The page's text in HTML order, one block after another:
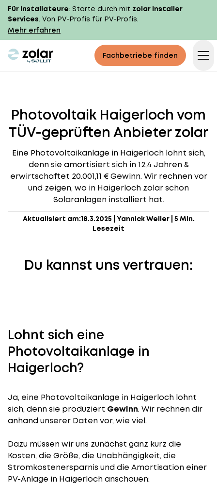
Für Installateure: Starte durch mit zolar Installer
Services. Von PV-Profis für PV-Profis.
Mehr erfahren
zolar logo Fachbetriebe finden
Photovoltaik Haigerloch vom
TÜV-geprüften Anbieter zolar
Eine Photovoltaikanlage in Haigerloch lohnt sich,
denn sie amortisiert sich in 12,4 Jahren &
erwirtschaftet 20.001,11 € Gewinn. Wir rechnen vor
und zeigen, wo in Haigerloch zolar schon
Solaranlagen installiert hat.
Aktualisiert am:18.3.2025 Yannick Weiler| 5 Min.
Lesezeit
Du kannst uns vertrauen:
Lohnt sich eine
Photovoltaikanlage in
Haigerloch?
Ja, eine Photovoltaikanlage in Haigerloch lohnt
sich, denn sie produziert Gewinn. Wir rechnen dir
anhand unserer Daten vor, wie viel.
Dazu müssen wir uns zunächst ganz kurz die
Kosten, die Größe, die Unabhängigkeit, die
Stromkostenersparnis und die Amortisation einer
PV-Anlage in Haigerloch anschauen: